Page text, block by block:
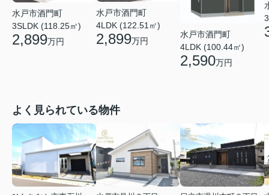
水戸市酒門町
3SLDK (118.25㎡)
2,899万円
水戸市酒門町
4LDK (122.51㎡)
2,899万円
水戸市酒門町
4LDK (100.44㎡)
2,590万円
よく見られている物件